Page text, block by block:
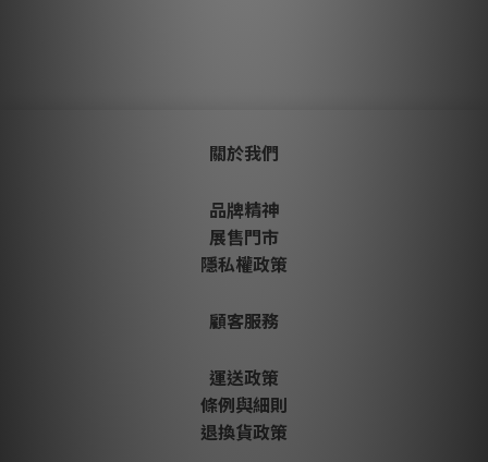
關於我們
品牌精神
展售門市
隱私權政策
顧客服務
運送政策
條例與細則
退換貨政策